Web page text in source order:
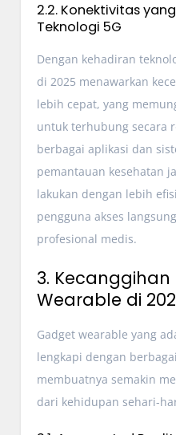
2.2. Konektivitas
Teknologi 5G
Dengan kehadiran
di 2025 menawarkan
lebih cepat, yang
untuk terhubung secara
berbagai aplikasi dan
pemantauan kesehatan
lakukan dengan lebih
pengguna akses
profesional medis.
3.
Wearable di
Gadget wearable yang
lengkapi dengan
membuatnya semakin
dari kehidupan sehari-